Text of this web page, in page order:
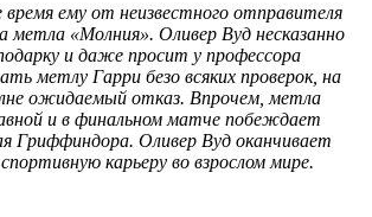
ему от неизвестного отправителя
метла «Молния». Оливер Вуд несказанно
и даже просит у профессора
метлу Гарри безо всяких проверок, на
ожидаемый отказ. Впрочем, метла
и в финальном матче побеждает
Гриффиндора. Оливер Вуд оканчивает
карьеру во взрослом мире.